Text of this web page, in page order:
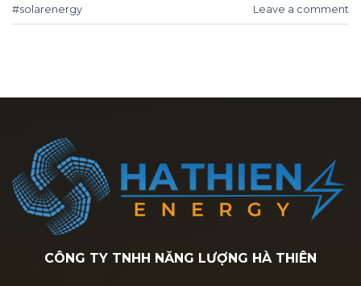
#solarenergy
Leave a comment
CÔNG TY TNHH NĂNG LƯỢNG HÀ THIÊN